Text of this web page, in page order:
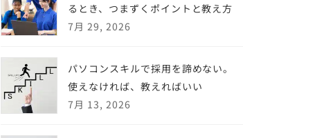
るとき、つまずくポイントと教え方
7月 29, 2026
パソコンスキルで採用を諦めない。
使えなければ、教えればいい
7月 13, 2026